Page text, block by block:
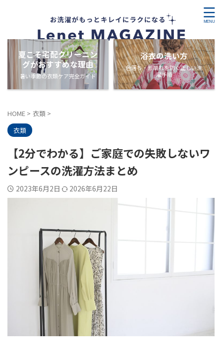
夏こそ宅配クリーニン
グがおすすめな理由
暑い季節の衣類ケア完全ガイド
浴衣の洗い方
色落ち・形崩れを防ぐ正しい洗
濯手順
HOME > 衣類 >
衣類
【2分でわかる】ご家庭での失敗しないワ
ンピースの洗濯方法まとめ
2023年6月2日 2026年6月22日